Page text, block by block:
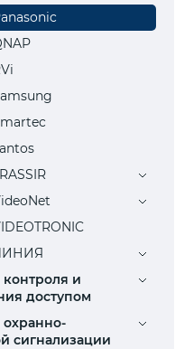
и
доступом
сигнализации